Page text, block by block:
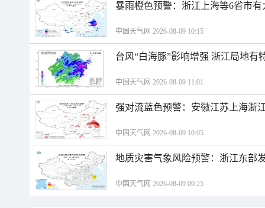
暴雨橙色预警：浙江上海等6省市
中国天气网 2026-08-09 10:15
台风“白海豚”影响增强 浙江局地有
中国天气网 2026-08-09 11:01
强对流蓝色预警：安徽江苏上海浙
中国天气网 2026-08-09 10:05
地质灾害气象风险预警：浙江东部
中国天气网 2026-08-09 09:25